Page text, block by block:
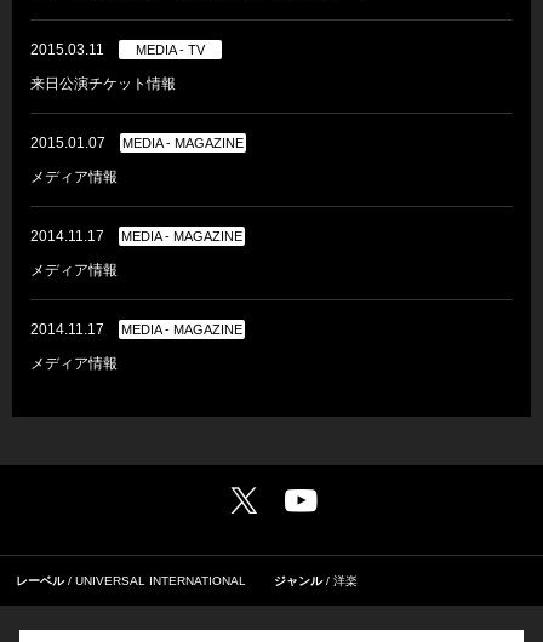
2015.03.11 MEDIA - TV
来日公演チケット情報
2015.01.07 MEDIA - MAGAZINE
メディア情報
2014.11.17 MEDIA - MAGAZINE
メディア情報
2014.11.17 MEDIA - MAGAZINE
メディア情報
レーベル UNIVERSAL INTERNATIONAL ジャンル 洋楽